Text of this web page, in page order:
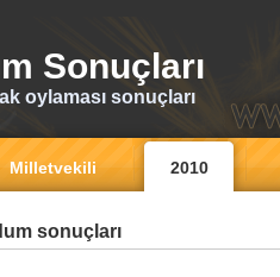
Sonuçları
oylaması sonuçları
Milletvekili 2010
sonuçları